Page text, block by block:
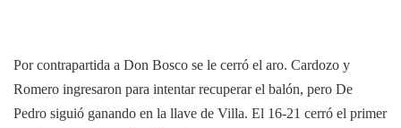
Por contrapartida a Don Bosco se le cerró el aro. Cardozo y
Romero ingresaron para intentar recuperar el balón, pero De
Pedro siguió ganando en la llave de Villa. El 16-21 cerró el primer